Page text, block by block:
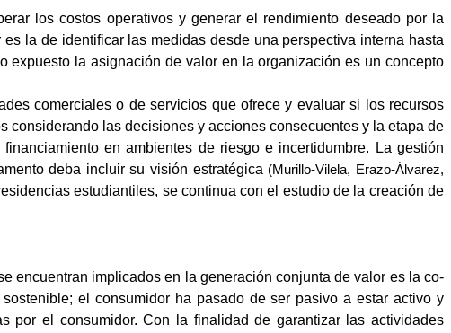
los costos operativos y generar el rendimiento deseado por la
la de identificar las medidas desde una perspectiva interna hasta
expuesto la asignación de valor en la organización es un concepto
comerciales o de servicios que ofrece y evaluar si los recursos
las decisiones y acciones consecuentes y la etapa de
en ambientes de riesgo e incertidumbre. La gestión
deba incluir su visión estratégica (Murillo-Vilela, Erazo-Álvarez,
estudiantiles, se continua con el estudio de la creación de
encuentran implicados en la generación conjunta de valor es la co-
el consumidor ha pasado de ser pasivo a estar activo y
por el consumidor. Con la finalidad de garantizar las actividades